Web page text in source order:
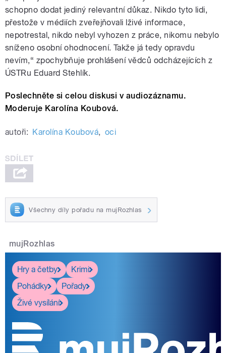
schopno dodat jediný relevantní důkaz. Nikdo tyto lidi,
přestože v médiích zveřejňovali lživé informace,
nepotrestal, nikdo nebyl vyhozen z práce, nikomu nebylo
sníženo osobní ohodnocení. Takže já tedy opravdu
nevím,“ zpochybňuje prohlášení vědců odcházejících z
ÚSTRu Eduard Stehlík.
Poslechněte si celou diskusi v audiozáznamu.
Moderuje Karolína Koubová.
autoři: Karolína Koubová, oci
Všechny díly pořadu na mujRozhlas
mujRozhlas
Hry a četby
Krimi
Pohádky
Pořady
Živé vysílání